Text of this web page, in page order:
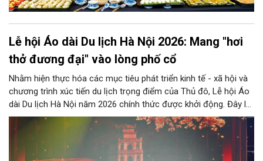
Lễ hội Áo dài Du lịch Hà Nội 2026: Mang "hơi
thở đương đại" vào lòng phố cổ
Nhằm hiện thực hóa các mục tiêu phát triển kinh tế - xã hội và
chương trình xúc tiến du lịch trọng điểm của Thủ đô, Lễ hội Áo
dài Du lịch Hà Nội năm 2026 chính thức được khởi động. Đây là
sự kiện văn hóa - du lịch thường niên quy mô lớn, mang sứ
mệnh tôn vinh, bảo tồn giá trị tà áo dài truyền thống, đồng thời
mở ra những chương mới cho sự phát triển của du lịch Hà Nội
nói riêng và Việt Nam nói chung trong lòng bạn bè quốc tế.